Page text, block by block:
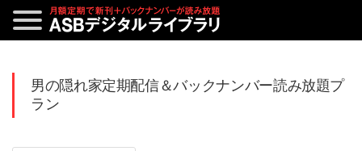
男の隠れ家定期配信＆バックナンバー読み放題プ
ラン